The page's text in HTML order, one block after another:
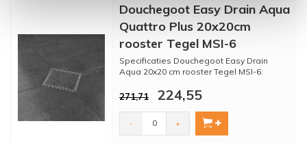
Douchegoot Easy Drain Aqua
Quattro Plus 20x20cm
rooster Tegel MSI-6
Specificaties Douchegoot Easy Drain
Aqua 20x20 cm rooster Tegel MSI-6:
* Merk: Easy drain
...
271,71 224,55
- +